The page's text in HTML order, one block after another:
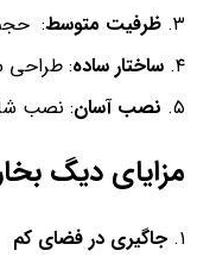
۳. ظرفیت متوسط:
۴. ساختار ساده: طراحی
۵. نصب آسان: نصب
مزایای دیگ
۱. جاگیری در فضای کم